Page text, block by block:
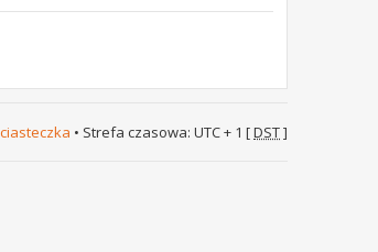
• Strefa czasowa: UTC + 1 [DST]